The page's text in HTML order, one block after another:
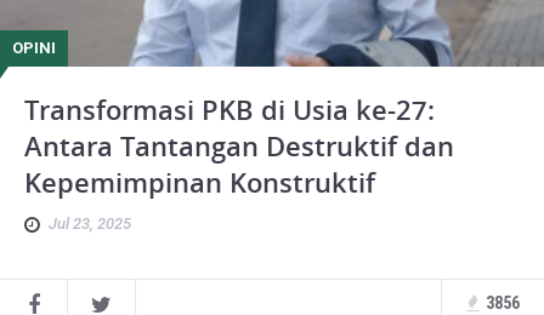
OPINI
Transformasi PKB di Usia ke-27:
Antara Tantangan Destruktif dan
Kepemimpinan Konstruktif
Jul 23, 2025
3856